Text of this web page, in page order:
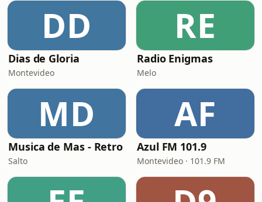
DD
Dias de Gloria
Montevideo
RE
Radio Enigmas
Melo
MD
Musica de Mas - Retro
Salto
AF
Azul FM 101.9
Montevideo · 101.9 FM